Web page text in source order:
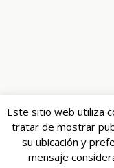
Este sitio web utiliza
tratar de mostrar
su ubicación y
mensaje